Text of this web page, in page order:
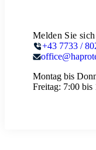
Melden Sie
+43 7733 /
Montag bis
Freitag: 7:00 bis